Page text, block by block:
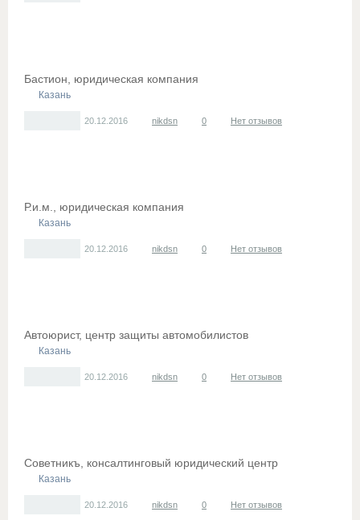
Бастион, юридическая компания
Казань
20.12.2016 nikdsn 0 Нет отзывов
Р.и.м., юридическая компания
Казань
20.12.2016 nikdsn 0 Нет отзывов
Автоюрист, центр защиты автомобилистов
Казань
20.12.2016 nikdsn 0 Нет отзывов
Советникъ, консалтинговый юридический центр
Казань
20.12.2016 nikdsn 0 Нет отзывов